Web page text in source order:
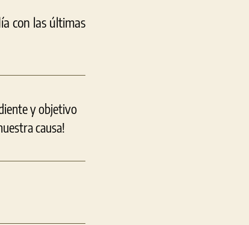
con las últimas
y objetivo
causa!